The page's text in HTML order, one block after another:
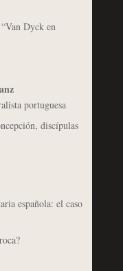
Dyck en
portuguesa
discípulas
española: el caso